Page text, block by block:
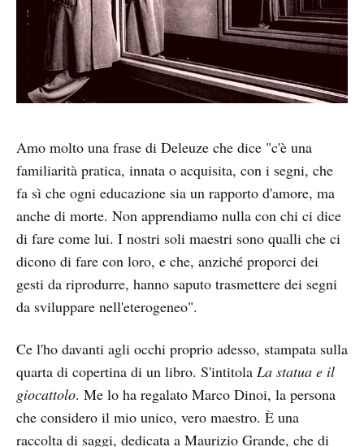
Amo molto una frase di Deleuze che dice "c'è una
familiarità pratica, innata o acquisita, con i segni, che
fa sì che ogni educazione sia un rapporto d'amore, ma
anche di morte. Non apprendiamo nulla con chi ci dice
di fare come lui. I nostri soli maestri sono qualli che ci
dicono di fare con loro, e che, anziché proporci dei
gesti da riprodurre, hanno saputo trasmettere dei segni
da sviluppare nell'eterogeneo".
Ce l'ho davanti agli occhi proprio adesso, stampata sulla
quarta di copertina di un libro. S'intitola La statua e il
giocattolo. Me lo ha regalato Marco Dinoi, la persona
che considero il mio unico, vero maestro. È una
raccolta di saggi, dedicata a Maurizio Grande, che di